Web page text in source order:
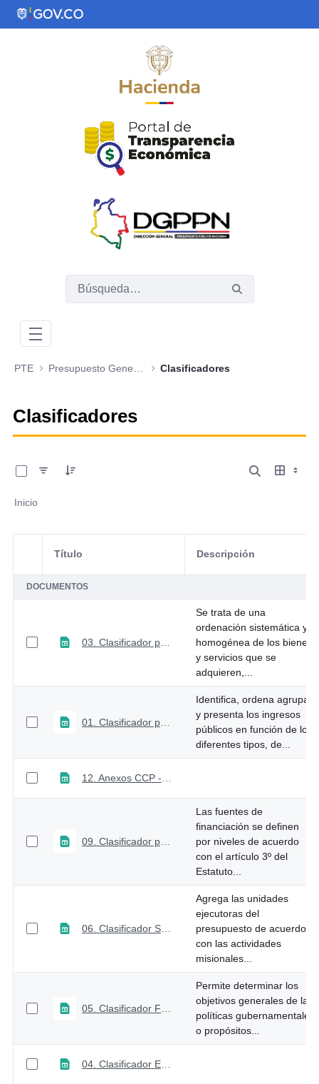
Saltar al contenido principal
PTE Clasificadores
Clasificadores
Inicio
Selección del elemento
Título Descripción
DOCUMENTOS
03. Clasificador por objeto de gasto sesión
Se trata de una
ordenación sistemática y
homogénea de los bienes
y servicios que se
adquieren,...
01. Clasificador por concepto de ingreso
Identifica, ordena agrupa
y presenta los ingresos
públicos en función de los
diferentes tipos, de...
09. Clasificador por Fuente de Financiamiento - Recurso
Las fuentes de
financiación se definen
por niveles de acuerdo
con el artículo 3º del
Estatuto...
06. Clasificador Sectorial
Agrega las unidades
ejecutoras del
presupuesto de acuerdo
con las actividades
misionales...
Permite determinar los
objetivos generales de las
políticas gubernamentales
o propósitos...
04. Clasificador Económico